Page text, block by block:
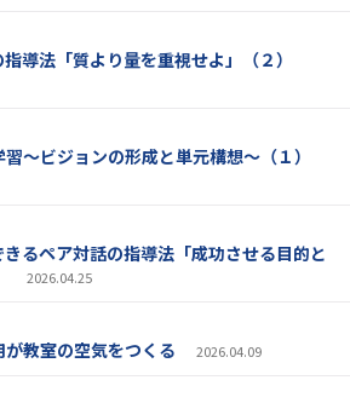
導法「質より量を重視せよ」（２）
～ビジョンの形成と単元構想～（１）
るペア対話の指導法「成功させる目的と
2026.04.25
教室の空気をつくる 2026.04.09